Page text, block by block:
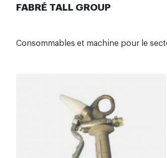
FABRÉ TALL GROUP
Consommables et machine pour le